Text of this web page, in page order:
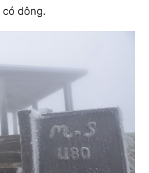
có dông.